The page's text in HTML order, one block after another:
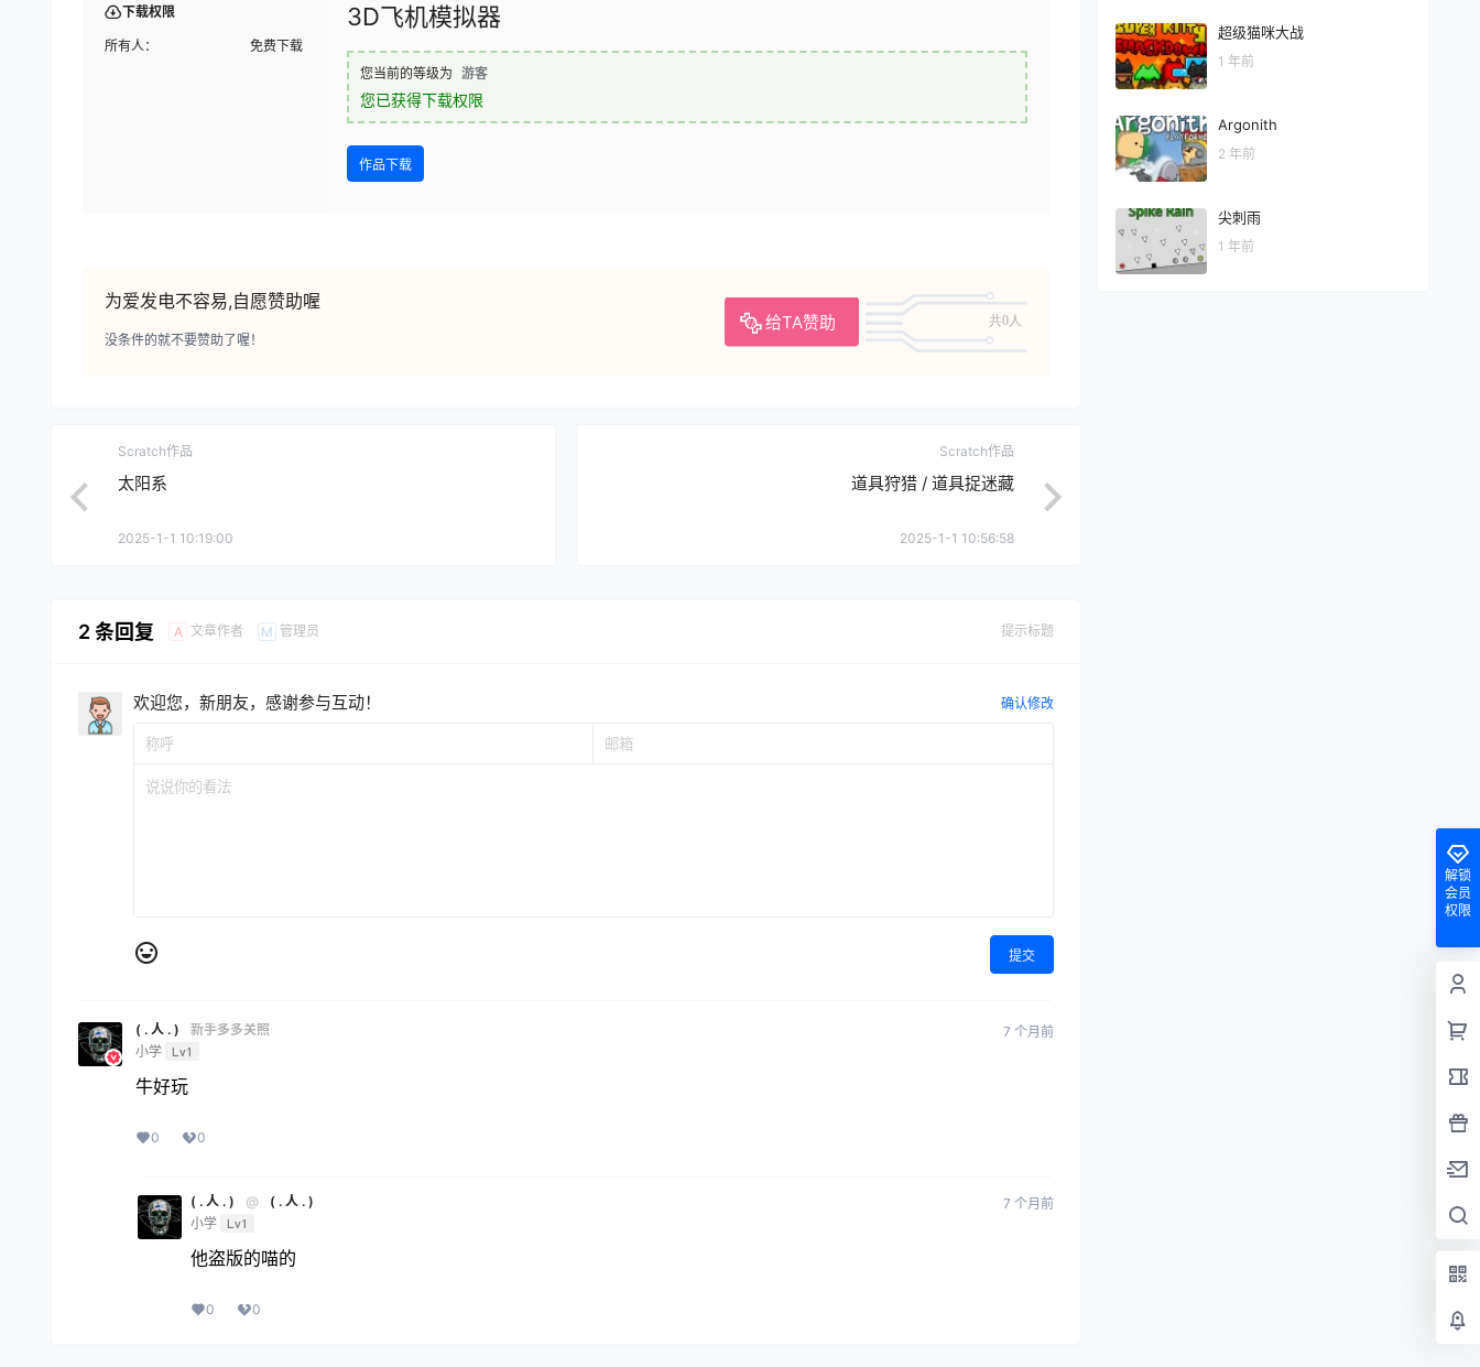
下载权限
所有人： 免费下载
3D飞机模拟器
您当前的等级为 游客
您已获得下载权限
作品下载
为爱发电不容易,自愿赞助喔
给TA赞助 共0人
没条件的就不要赞助了喔！
Scratch作品
太阳系
2025-1-1 10:19:00
Scratch作品
道具狩猎 / 道具捉迷藏
2025-1-1 10:56:58
2 条回复 A 文章作者 M 管理员 提示标题
欢迎您，新朋友，感谢参与互动！ 确认修改
提交
( . 人 . )
新手多多关照
小学 Lv1
7 个月前
牛好玩
0 0
( . 人 . ) @
( . 人 . )
小学 Lv1
7 个月前
他盗版的喵的
0 0
超级猫咪大战
1 年前
Argonith
2 年前
尖刺雨
1 年前
解锁
会员
权限